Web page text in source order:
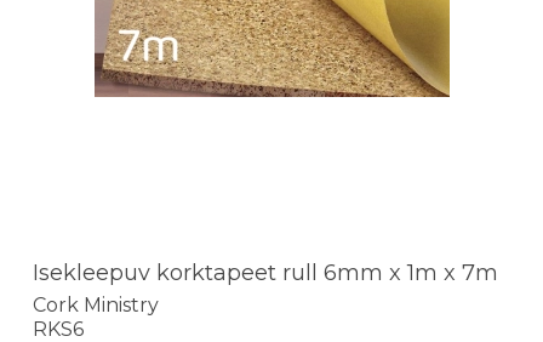
Isekleepuv korktapeet rull 6mm x 1m x 7m
Cork Ministry
RKS6